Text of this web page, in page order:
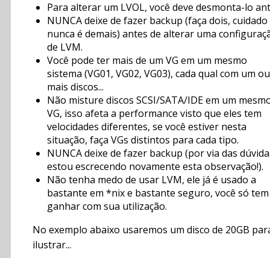
Para alterar um LVOL, você deve desmonta-lo
NUNCA deixe de fazer backup (faça dois, cuidado
nunca é demais) antes de alterar uma
de LVM.
Você pode ter mais de um VG em um mesmo
sistema (VG01, VG02, VG03), cada qual com um ou
mais discos...
Não misture discos SCSI/SATA/IDE em um
VG, isso afeta a performance visto que eles tem
velocidades diferentes, se você estiver nesta
situação, faça VGs distintos para cada tipo.
NUNCA deixe de fazer backup (por via das
estou escrecendo novamente esta observação!).
Não tenha medo de usar LVM, ele já é usado a
bastante em *nix e bastante seguro, você só
ganhar com sua utilização.
No exemplo abaixo usaremos um disco de 20GB
ilustrar...